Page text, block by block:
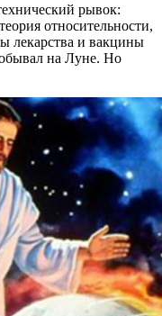
рывок:
относительности,
лекарства и вакцины
на Луне. Но